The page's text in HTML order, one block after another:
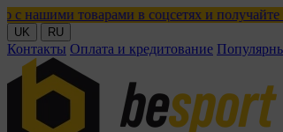
в соцсетях и получайте кэшбэк!
UK RU
Контакты Оплата и кредитование